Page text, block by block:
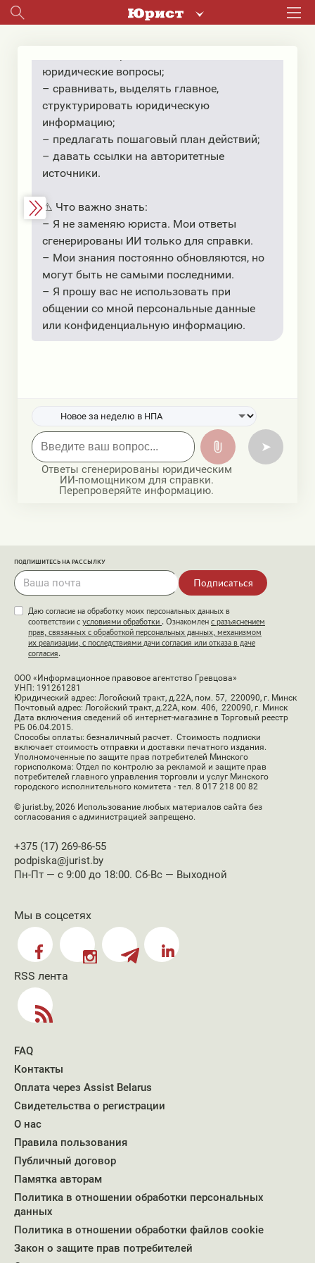
Республики Беларусь
юридические вопросы;
– сравнивать, выделять главное,
структурировать юридическую
информацию;
– предлагать пошаговый план действий;
– давать ссылки на авторитетные
источники.
⚠️ Что важно знать:
– Я не заменяю юриста. Мои ответы
сгенерированы ИИ только для справки.
– Мои знания постоянно обновляются, но
могут быть не самыми последними.
– Я прошу вас не использовать при
общении со мной персональные данные
или конфиденциальную информацию.
➤
Ответы сгенерированы юридическим
ИИ-помощником для справки.
Перепроверяйте информацию.
ПОДПИШИТЕСЬ НА РАССЫЛКУ
Подписаться
Даю согласие на обработку моих персональных данных в
соответствии с условиями обработки . Ознакомлен с разъяснением
прав, связанных с обработкой персональных данных, механизмом
их реализации, с последствиями дачи согласия или отказа в даче
согласия.
ООО «Информационное правовое агентство Гревцова»
УНП: 191261281
Юридический адрес: Логойский тракт, д.22А, пом. 57, 220090, г. Минск
Почтовый адрес: Логойский тракт, д.22А, ком. 406, 220090, г. Минск
Дата включения сведений об интернет-магазине в Торговый реестр
РБ 06.04.2015.
Способы оплаты: безналичный расчет. Стоимость подписки
включает стоимость отправки и доставки печатного издания.
Уполномоченные по защите прав потребителей Минского
горисполкома: Отдел по контролю за рекламой и защите прав
потребителей главного управления торговли и услуг Минского
городского исполнительного комитета - тел. 8 017 218 00 82
© jurist.by, 2026 Использование любых материалов сайта без
согласования с администрацией запрещено.
+375 (17) 269-86-55
podpiska@jurist.by
Пн-Пт — с 9:00 до 18:00. Сб-Вс — Выходной
Мы в соцсетях
RSS лента
FAQ
Контакты
Оплата через Assist Belarus
Свидетельства о регистрации
О нас
Правила пользования
Публичный договор
Памятка авторам
Политика в отношении обработки персональных
данных
Политика в отношении обработки файлов cookie
Закон о защите прав потребителей